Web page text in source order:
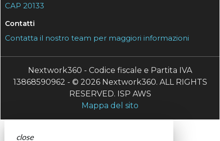
CAP 20133
Contatti
Contatta il nostro team per maggiori informazioni
Nextwork360 - Codice fiscale e Partita IVA
13868590962 - © 2026 Nextwork360. ALL RIGHTS
RESERVED. ISP AWS
Mappa del sito
close